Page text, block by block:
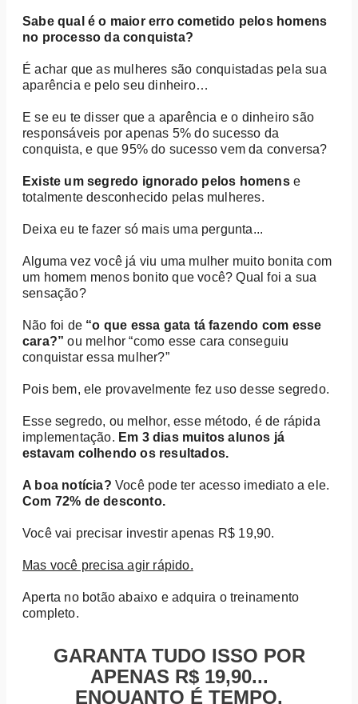
Sabe qual é o maior erro cometido pelos homens
no processo da conquista?
É achar que as mulheres são conquistadas pela sua
aparência e pelo seu dinheiro…
E se eu te disser que a aparência e o dinheiro são
responsáveis por apenas 5% do sucesso da
conquista, e que 95% do sucesso vem da conversa?
Existe um segredo ignorado pelos homense
totalmente desconhecido pelas mulheres.
Deixa eu te fazer só mais uma pergunta...
Alguma vez você já viu uma mulher muito bonita com
um homem menos bonito que você? Qual foi a sua
sensação?
Não foi de “o que essa gata tá fazendo com esse
cara?” ou melhor “como esse cara conseguiu
conquistar essa mulher?”
Pois bem, ele provavelmente fez uso desse segredo.
Esse segredo, ou melhor, esse método, é de rápida
implementação. Em 3 dias muitos alunos já
estavam colhendo os resultados.
A boa notícia? Você pode ter acesso imediato a ele.
Com 72% de desconto.
Você vai precisar investir apenas R$ 19,90.
Mas você precisa agir rápido.
Aperta no botão abaixo e adquira o treinamento
completo.
GARANTA TUDO ISSO POR
APENAS R$ 19,90...
ENQUANTO É TEMPO.